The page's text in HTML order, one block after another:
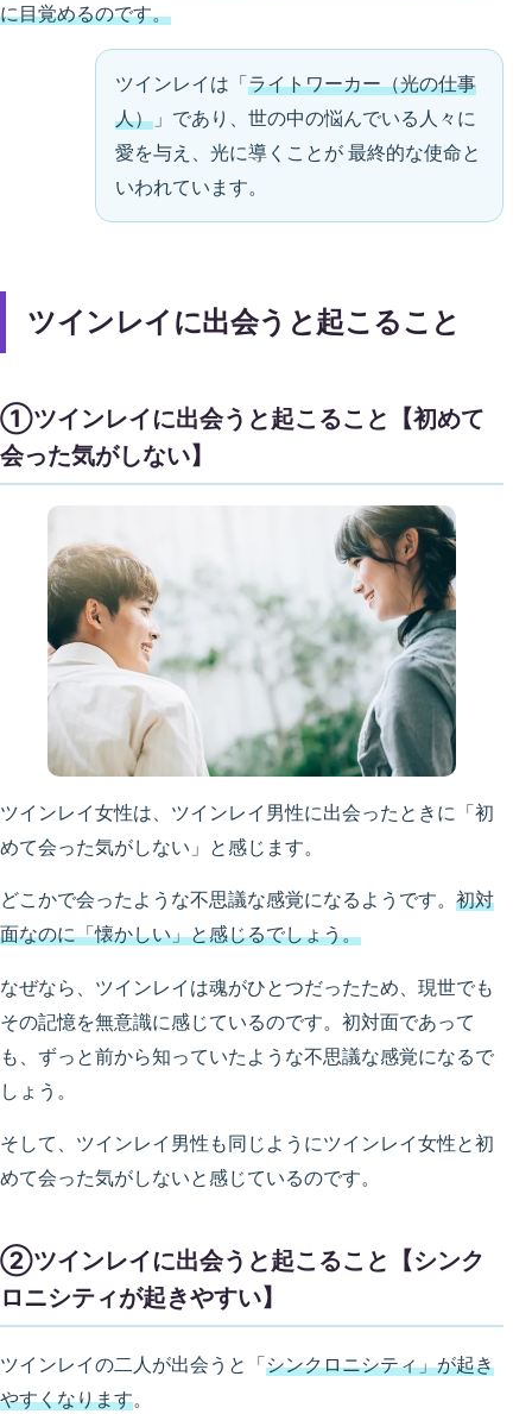
に目覚めるのです。
ツインレイは「ライトワーカー（光の仕事
人） 」であり、世の中の悩んでいる人々に
愛を与え、光に導くことが 最終的な使命と
いわれています。
ツインレイに出会うと起こること
①ツインレイに出会うと起こること【初めて
会った気がしない】
ツインレイ女性は、ツインレイ男性に出会ったときに「初
めて会った気がしない」と感じます。
どこかで会ったような不思議な感覚になるようです。 初対
面なのに「懐かしい」と感じるでしょう。
なぜなら、ツインレイは魂がひとつだったため、現世でも
その記憶を無意識に感じているのです。初対面であって
も、ずっと前から知っていたような不思議な感覚になるで
しょう。
そして、ツインレイ男性も同じようにツインレイ女性と初
めて会った気がしないと感じているのです。
②ツインレイに出会うと起こること【シンク
ロニシティが起きやすい】
ツインレイの二人が出会うと「シンクロニシティ」が起き
やすくなります。